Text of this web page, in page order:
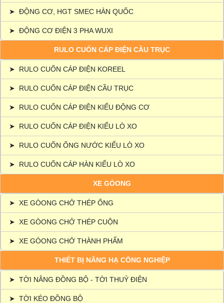
➤ ĐỘNG CƠ, HGT SMEC HÀN QUỐC
➤ ĐỘNG CƠ ĐIỆN 3 PHA WUXI
RULO CUỐN CÁP ĐIỆN CẦU TRỤC
➤ RULO CUỐN CÁP ĐIỆN KOREEL
➤ RULO CUỐN CÁP ĐIỆN CẦU TRỤC
➤ RULO CUỐN CÁP ĐIỆN KIỂU ĐỘNG CƠ
➤ RULO CUỐN CÁP ĐIỆN KIỂU LÒ XO
➤ RULO CUỐN ỐNG NƯỚC KIỂU LÒ XO
➤ RULO CUỐN CÁP HÀN KIỂU LÒ XO
XE GÒONG
➤ XE GÒONG CHỞ THÉP ỐNG
➤ XE GÒONG CHỞ THÉP CUỘN
➤ XE GÒONG CHỞ THÀNH PHẨM
THIẾT BỊ NÂNG HẠ CÔNG NGHIỆP
➤ TỜI NÂNG ĐỒNG BỘ - TỜI THUỶ ĐIỆN
➤ TỜI KÉO ĐỒNG BỘ